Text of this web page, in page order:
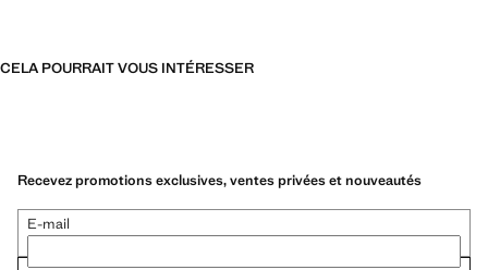
CELA POURRAIT VOUS INTÉRESSER
Recevez promotions exclusives, ventes privées et nouveautés
E-mail